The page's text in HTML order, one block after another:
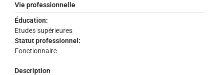
Vie professionnelle
Éducation:
Etudes supérieures
Statut professionnel:
Fonctionnaire
Description